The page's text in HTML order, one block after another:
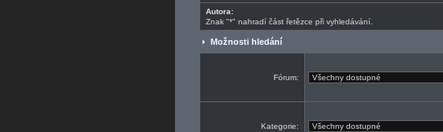
Autora:
Znak "*" nahradí část řetězce při vyhledávání.
Možnosti hledání
Fórum:
Kategorie: